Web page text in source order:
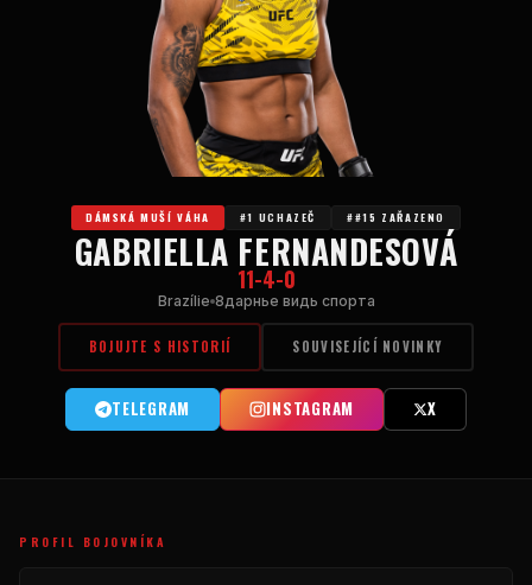
DÁMSKÁ MUŠÍ VÁHA #1 UCHAZEČ ##15 ZAŘAZENO
GABRIELLA FERNANDESOVÁ
11-4-0
Brazílie 8дарнье видь спорта
BOJUJTE S HISTORIÍ SOUVISEJÍCÍ NOVINKY
TELEGRAM INSTAGRAM X
PROFIL BOJOVNÍKA